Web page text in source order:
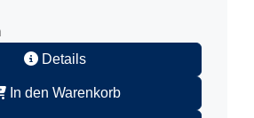
Details
In den Warenkorb